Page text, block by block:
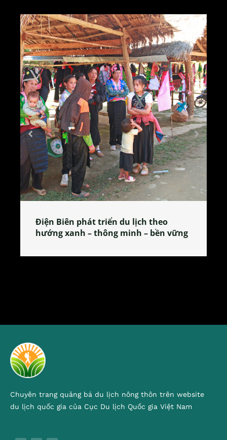
Làng làm bánh tẻ Phú Nhi – nơi lan
tỏa đặc sản xứ Đoài
Chuyên trang quảng bá du lịch nông thôn trên website
du lịch quốc gia của Cục Du lịch Quốc gia Việt Nam